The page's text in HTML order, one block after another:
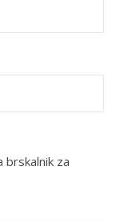
brskalnik za